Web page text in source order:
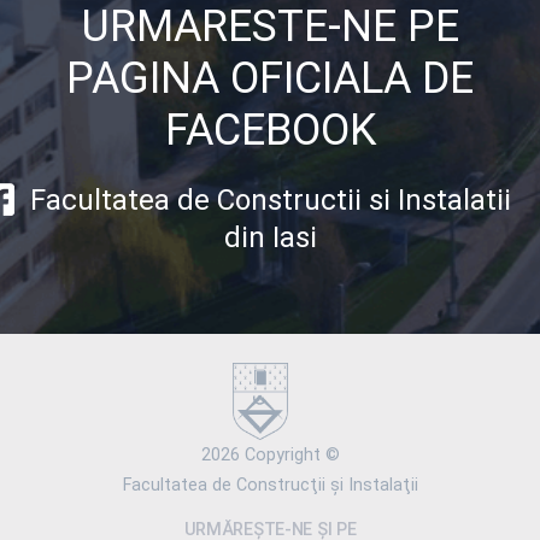
URMARESTE-NE PE
PAGINA OFICIALA DE
FACEBOOK
Facultatea de Constructii si Instalatii
din Iasi
2026 Copyright ©
Facultatea de Construcţii şi Instalaţii
URMĂREȘTE-NE ȘI PE